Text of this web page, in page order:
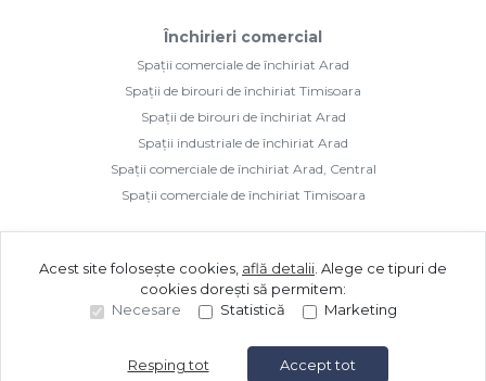
Închirieri comercial
Spații comerciale de închiriat Arad
Spații de birouri de închiriat Timisoara
Spații de birouri de închiriat Arad
Spații industriale de închiriat Arad
Spații comerciale de închiriat Arad, Central
Spații comerciale de închiriat Timisoara
©2026 Golden Imozone S.R.L.
Site creat în
Acest site folosește cookies, află detalii Alege ce tipuri de
cookies dorești să permitem:
Necesare
Statistică Marketing
Resping tot Accept tot